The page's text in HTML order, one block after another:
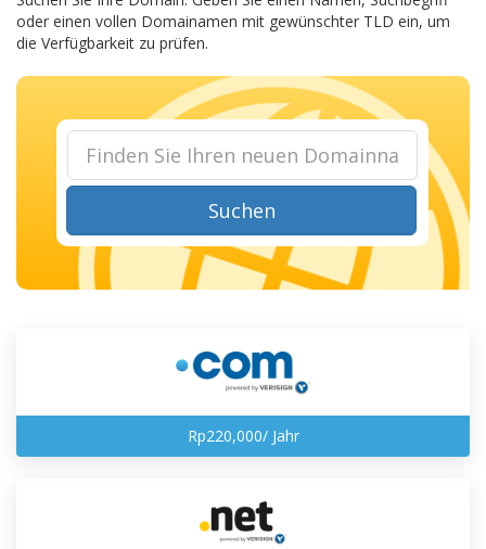
oder einen vollen Domainamen mit gewünschter TLD ein, um
die Verfügbarkeit zu prüfen.
Suchen
Rp220,000/ Jahr